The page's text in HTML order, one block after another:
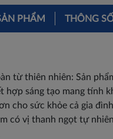
PHẨM THÔNG
từ thiên nhiên: Sản
hợp sáng tạo mang tính
cho sức khỏe cả gia
có vị thanh ngọt tự